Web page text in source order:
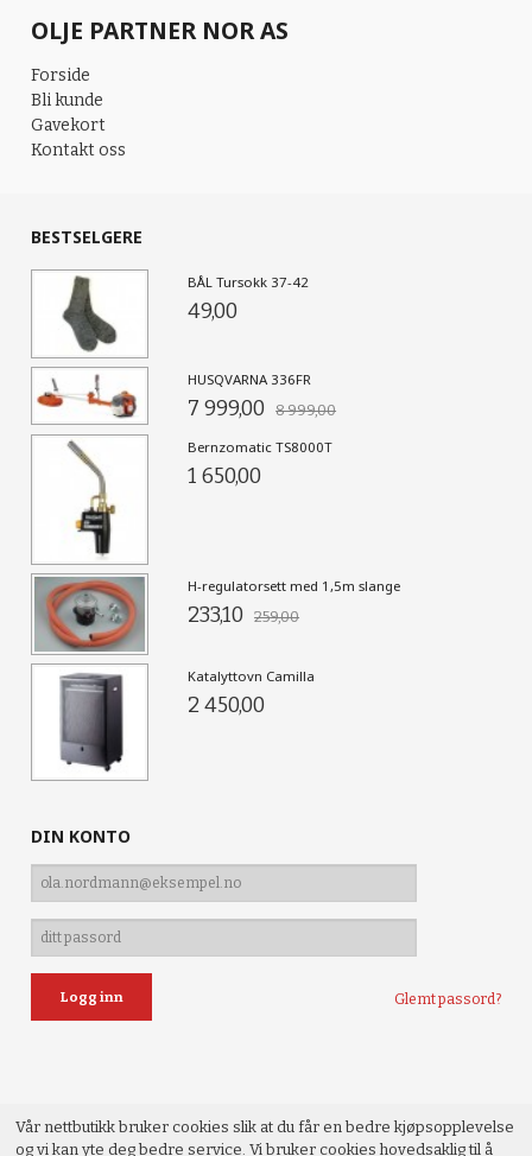
OLJE PARTNER NOR AS
Forside
Bli kunde
Gavekort
Kontakt oss
BESTSELGERE
BÅL Tursokk 37-42
49,00
HUSQVARNA 336FR
7 999,00 8 999,00
Bernzomatic TS8000T
1 650,00
H-regulatorsett med 1,5m slange
233,10 259,00
Katalyttovn Camilla
2 450,00
DIN KONTO
Glemt passord?
Vår nettbutikk bruker cookies slik at du får en bedre kjøpsopplevelse
og vi kan yte deg bedre service. Vi bruker cookies hovedsaklig til å